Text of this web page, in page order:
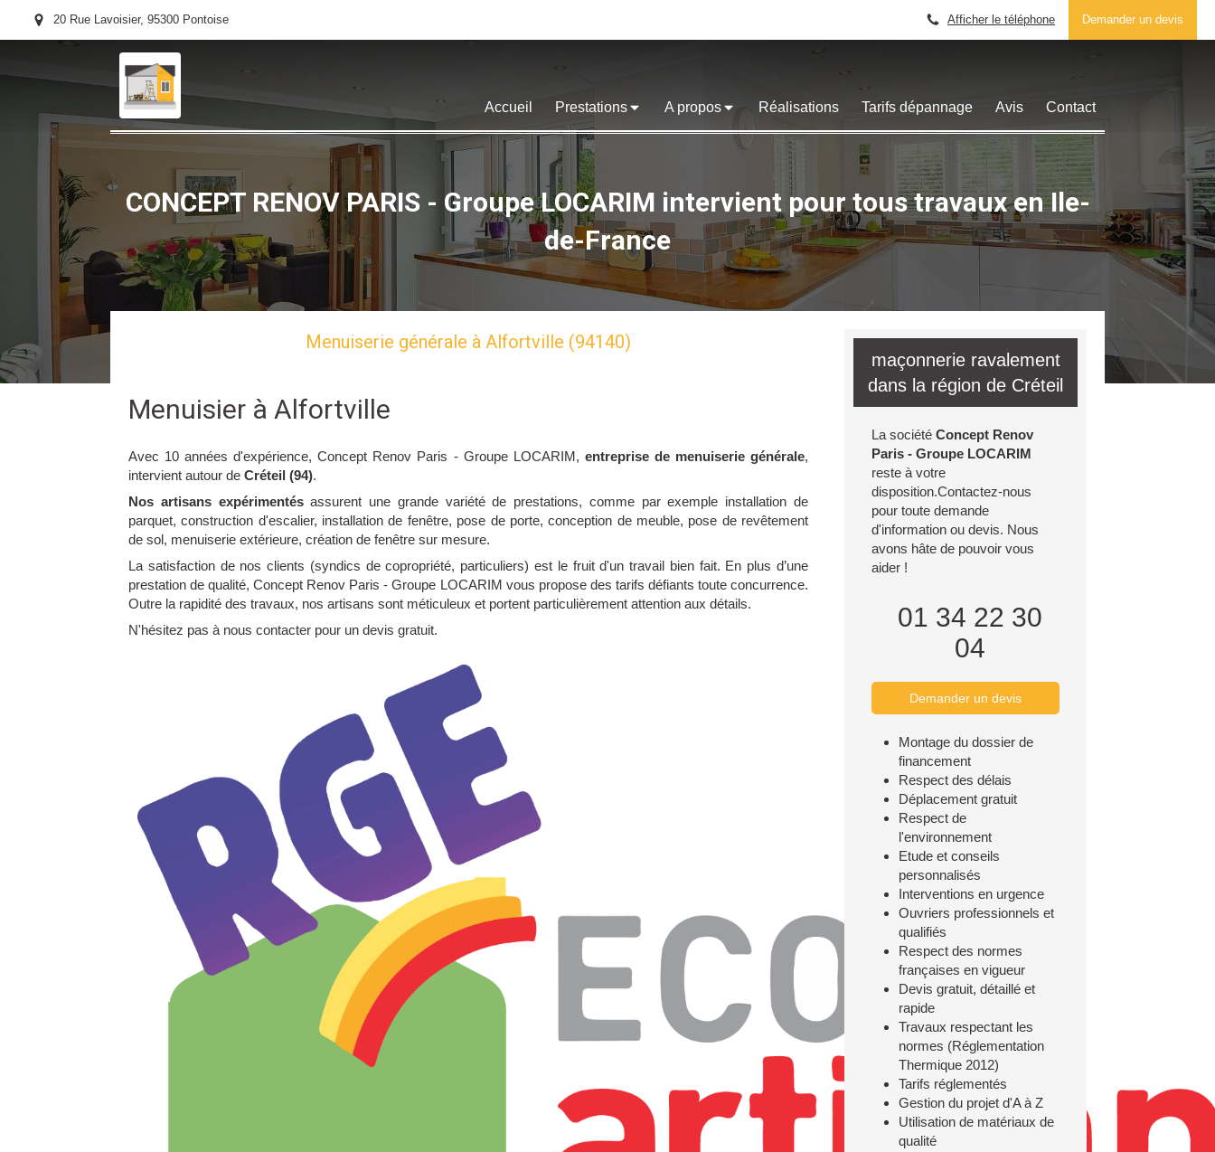
20 Rue Lavoisier, 95300 Pontoise Demander un devis
Afficher le téléphone
Accueil Prestations A propos Réalisations Tarifs dépannage Avis Contact
CONCEPT RENOV PARIS - Groupe LOCARIM intervient pour tous travaux en Ile-
de-France
Menuiserie générale à Alfortville (94140)
Menuisier à Alfortville
Avec 10 années d'expérience, Concept Renov Paris - Groupe LOCARIM, entreprise de menuiserie générale,
intervient autour de Créteil (94).
Nos artisans expérimentésassurent une grande variété de prestations, comme par exemple installation de
parquet, construction d'escalier, installation de fenêtre, pose de porte, conception de meuble, pose de revêtement
de sol, menuiserie extérieure, création de fenêtre sur mesure.
La satisfaction de nos clients (syndics de copropriété, particuliers) est le fruit d'un travail bien fait. En plus d’une
prestation de qualité, Concept Renov Paris - Groupe LOCARIM vous propose des tarifs défiants toute concurrence.
Outre la rapidité des travaux, nos artisans sont méticuleux et portent particulièrement attention aux détails.
N'hésitez pas à nous contacter pour un devis gratuit.
maçonnerie ravalement
dans la région de Créteil
La société Concept Renov
Paris - Groupe LOCARIM
reste à votre
disposition.Contactez-nous
pour toute demande
d'information ou devis. Nous
avons hâte de pouvoir vous
aider !
01 34 22 30
04
Demander un devis
Montage du dossier de
financement
Respect des délais
Déplacement gratuit
Respect de
l'environnement
Etude et conseils
personnalisés
Interventions en urgence
Ouvriers professionnels et
qualifiés
Respect des normes
françaises en vigueur
Devis gratuit, détaillé et
rapide
Travaux respectant les
normes (Réglementation
Thermique 2012)
Tarifs réglementés
Gestion du projet d'A à Z
Utilisation de matériaux de
qualité